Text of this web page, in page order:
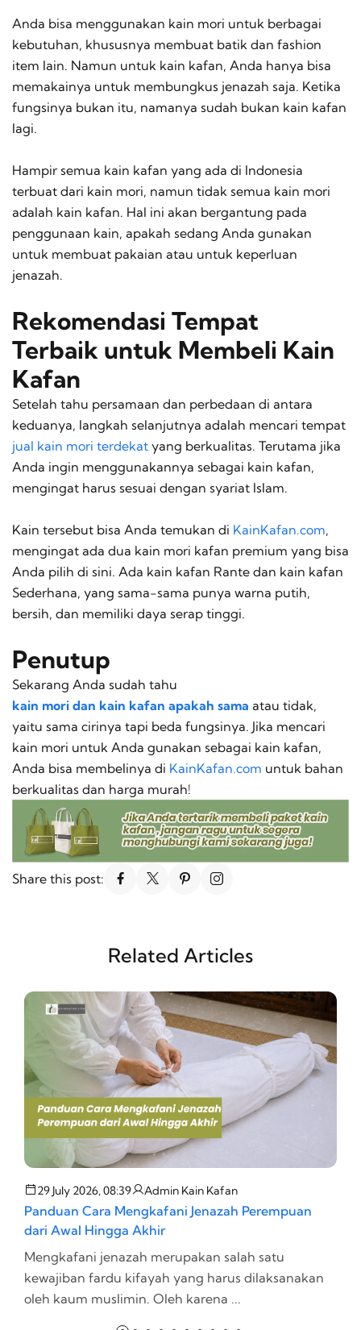
Anda bisa menggunakan kain mori untuk berbagai
kebutuhan, khususnya membuat batik dan fashion
item lain. Namun untuk kain kafan, Anda hanya bisa
memakainya untuk membungkus jenazah saja. Ketika
fungsinya bukan itu, namanya sudah bukan kain kafan
lagi.
Hampir semua kain kafan yang ada di Indonesia
terbuat dari kain mori, namun tidak semua kain mori
adalah kain kafan. Hal ini akan bergantung pada
penggunaan kain, apakah sedang Anda gunakan
untuk membuat pakaian atau untuk keperluan
jenazah.
Rekomendasi Tempat
Terbaik untuk Membeli Kain
Kafan
Setelah tahu persamaan dan perbedaan di antara
keduanya, langkah selanjutnya adalah mencari tempat
jual kain mori terdekat yang berkualitas. Terutama jika
Anda ingin menggunakannya sebagai kain kafan,
mengingat harus sesuai dengan syariat Islam.
Kain tersebut bisa Anda temukan di KainKafan.com,
mengingat ada dua kain mori kafan premium yang bisa
Anda pilih di sini. Ada kain kafan Rante dan kain kafan
Sederhana, yang sama-sama punya warna putih,
bersih, dan memiliki daya serap tinggi.
Penutup
Sekarang Anda sudah tahu
kain mori dan kain kafan apakah sama atau tidak,
yaitu sama cirinya tapi beda fungsinya. Jika mencari
kain mori untuk Anda gunakan sebagai kain kafan,
Anda bisa membelinya di KainKafan.com untuk bahan
berkualitas dan harga murah!
Share this post:
Related Articles
29 July 2026, 08:39 Admin Kain Kafan
Panduan Cara Mengkafani Jenazah Perempuan
dari Awal Hingga Akhir
Mengkafani jenazah merupakan salah satu
kewajiban fardu kifayah yang harus dilaksanakan
oleh kaum muslimin. Oleh karena ...